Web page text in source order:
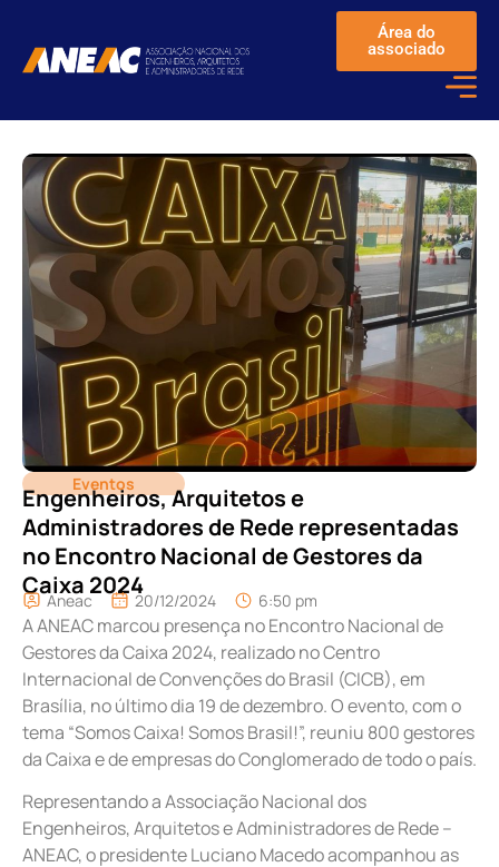
Área do
associado
Eventos
Engenheiros, Arquitetos e
Administradores de Rede representadas
no Encontro Nacional de Gestores da
Caixa 2024
Aneac 20/12/2024 6:50 pm
A ANEAC marcou presença no Encontro Nacional de
Gestores da Caixa 2024, realizado no Centro
Internacional de Convenções do Brasil (CICB), em
Brasília, no último dia 19 de dezembro. O evento, com o
tema “Somos Caixa! Somos Brasil!”, reuniu 800 gestores
da Caixa e de empresas do Conglomerado de todo o país.
Representando a Associação Nacional dos
Engenheiros, Arquitetos e Administradores de Rede –
ANEAC, o presidente Luciano Macedo acompanhou as